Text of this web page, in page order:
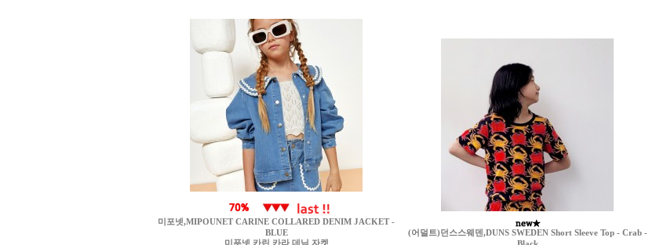
미포넷,MIPOUNET CARINE COLLARED DENIM JACKET -
BLUE
미푸넷 카린 카라 데님 자켓
(어덜트)던스스웨덴,DUNS SWEDEN Short Sleeve Top - Crab -